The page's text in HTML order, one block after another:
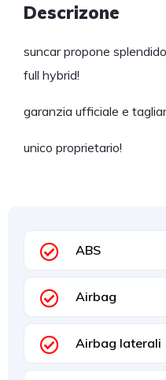
Descrizone
suncar propone
full hybrid!
garanzia ufficiale e
unico proprietario!
ABS
Airbag
Airbag laterali